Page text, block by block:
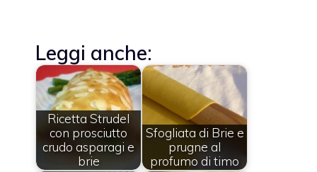
Leggi anche:
Ricetta Strudel
con prosciutto
crudo asparagi e
brie
Sfogliata di Brie e
prugne al
profumo di timo